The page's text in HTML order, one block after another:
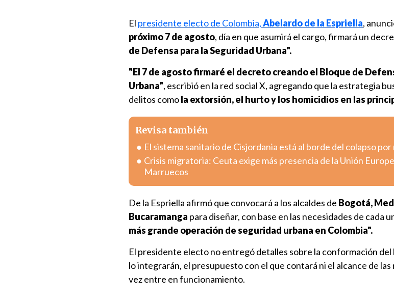
El presidente electo de Colombia,Abelardo de la Espriella,
próximo 7 de agosto, día en que asumirá el cargo, firmará un
de Defensa para la Seguridad Urbana".
"El 7 de agosto firmaré el decreto creando el Bloque de
Urbana", escribió en la red social X, agregando que la estrategia
delitos comola extorsión, el hurto y los homicidios en las
Revisa también
El sistema sanitario de Cisjordania está al borde del colapso
Crisis migratoria: Ceuta exige más presencia de la Unión
Marruecos
De la Espriella afirmó que convocará a los alcaldes de Bogotá,
Bucaramanga para diseñar, con base en las necesidades de cada
más grande operación de seguridad urbana en Colombia".
El presidente electo no entregó detalles sobre la conformación del
lo integrarán, el presupuesto con el que contará ni el alcance de
vez entre en funcionamiento.